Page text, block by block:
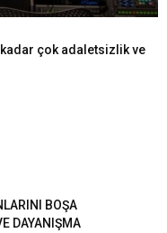
çok adaletsizlik ve
BOŞA
DAYANIŞMA